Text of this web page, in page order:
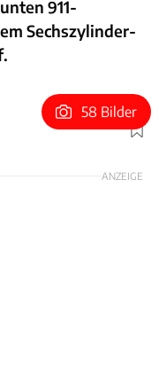
911-
Sechszylinder-
Foto: Singer
58 Bilder
ANZEIGE